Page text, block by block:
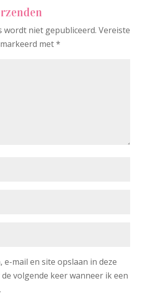
wordt niet gepubliceerd. Vereiste
met*
e-mail en site opslaan in deze
volgende keer wanneer ik een